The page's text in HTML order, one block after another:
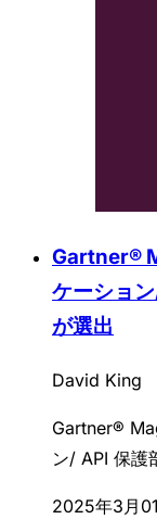
Gartner®
ケーショ
が選出
David King
Gartner®
ン/ API 保護
2025年3月